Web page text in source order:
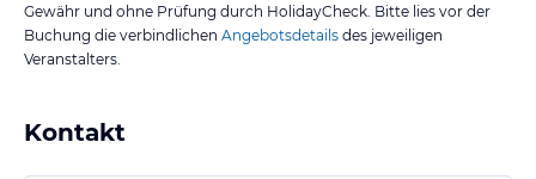
Gewähr und ohne Prüfung durch HolidayCheck. Bitte lies vor der
Buchung die verbindlichen Angebotsdetails des jeweiligen
Veranstalters.
Kontakt